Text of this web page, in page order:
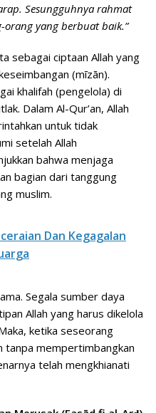
Sesungguhnya rahmat
orang yang berbuat baik.”
sebagai ciptaan Allah yang
(mīzān).
khalifah (pengelola) di
Dalam Al-Qur’an, Allah
untuk tidak
setelah Allah
bahwa menjaga
bagian dari tanggung
muslim.
Dan Kegagalan
Segala sumber daya
Allah yang harus dikelola
ketika seseorang
tanpa mempertimbangkan
telah mengkhianati